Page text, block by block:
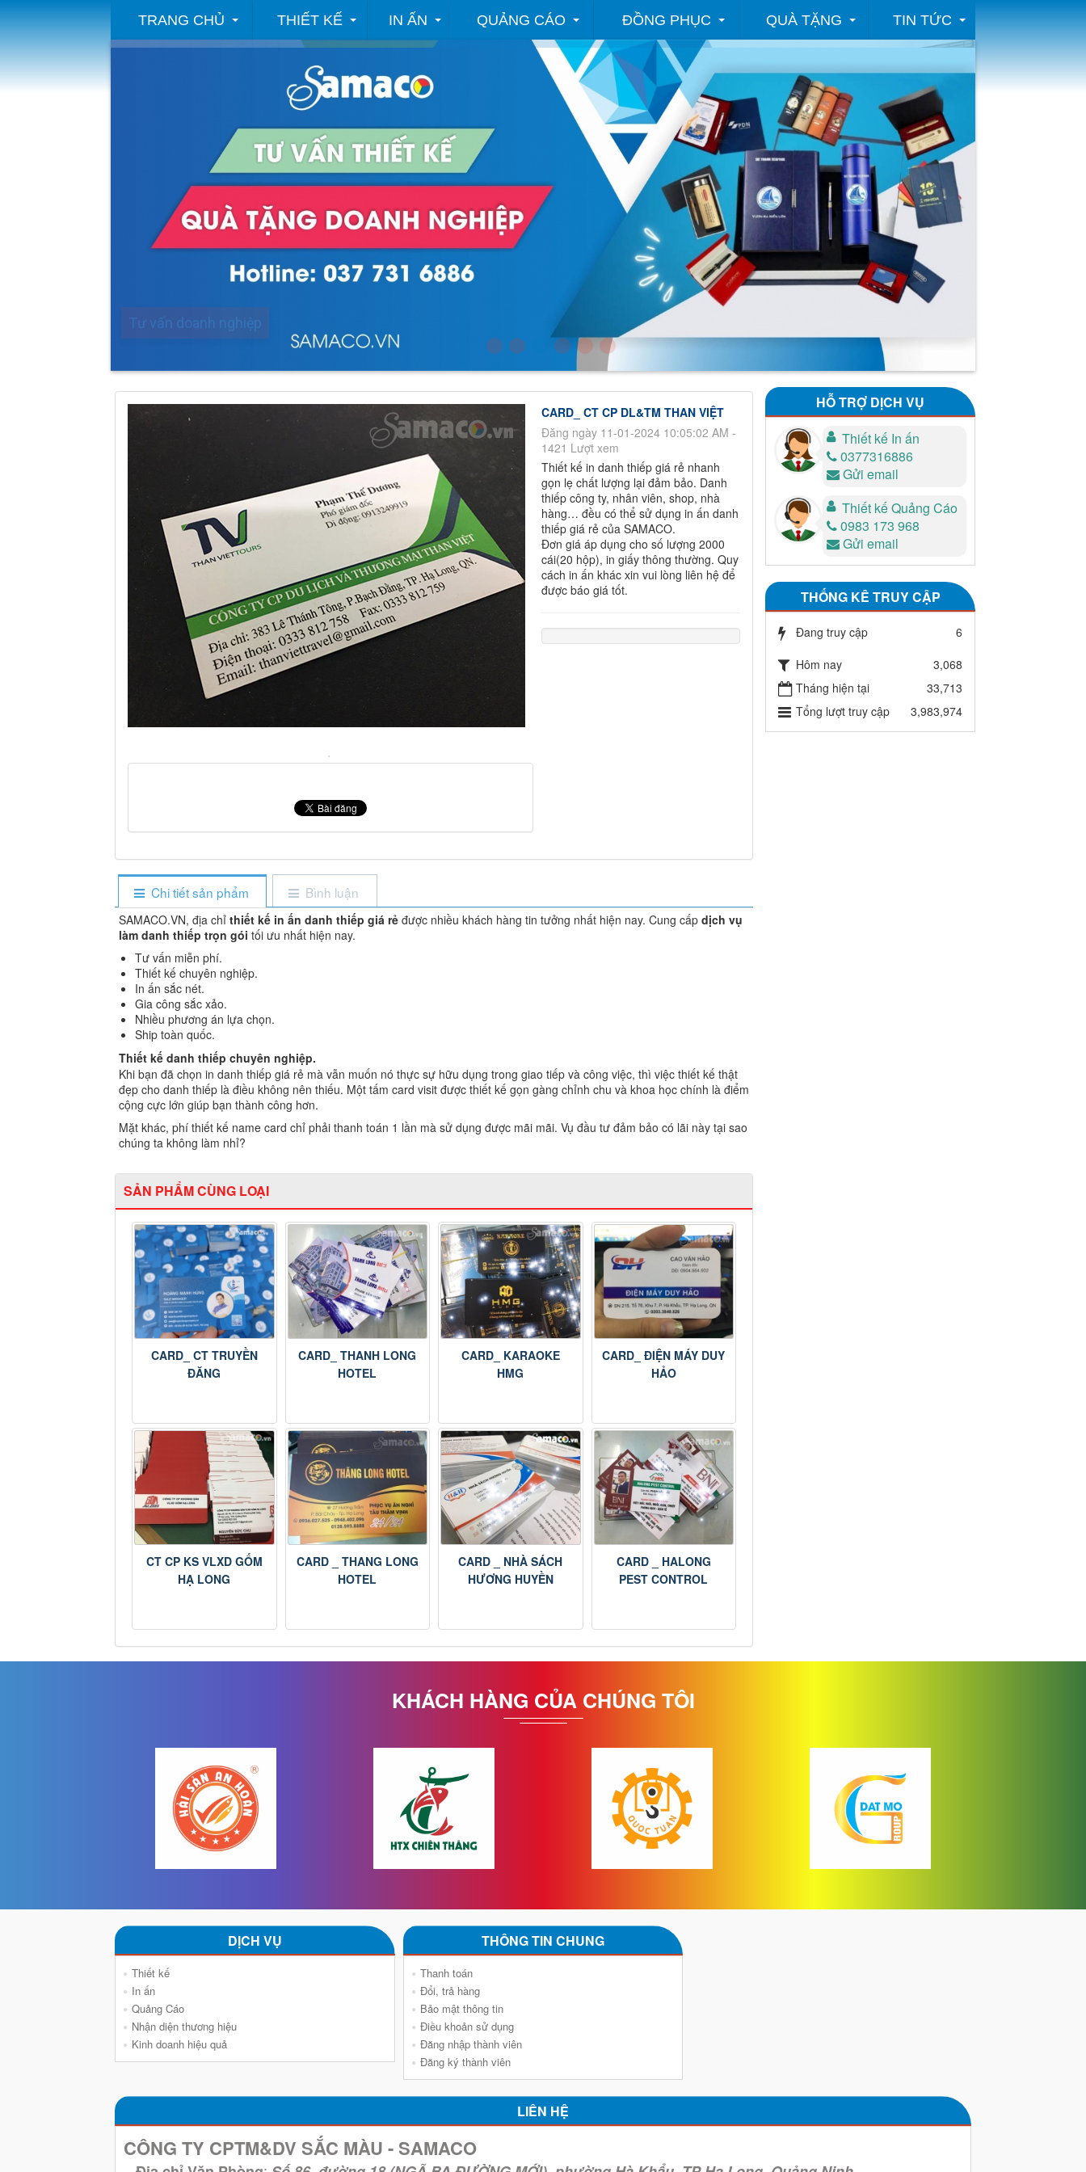
TRANG CHỦ THIẾT KẾ IN ẤN QUẢNG CÁO ĐỒNG PHỤC QUÀ TẶNG TIN TỨC
samaco
CARD_ CT CP DL&TM THAN VIỆT
Đăng ngày 11-01-2024 10:05:02 AM -
1421 Lượt xem
Thiết kế in danh thiếp giá rẻ nhanh
gọn lẹ chất lượng lại đảm bảo. Danh
thiếp công ty, nhân viên, shop, nhà
hàng… đều có thể sử dụng in ấn danh
thiếp giá rẻ của SAMACO.
Đơn giá áp dụng cho số lượng 2000
cái(20 hộp), in giấy thông thường. Quy
cách in ấn khác xin vui lòng liên hệ để
được báo giá tốt.
Chi tiết sản phẩm Bình luận
SAMACO.VN, địa chỉ thiết kế in ấn danh thiếp giá rẻ được nhiều khách hàng tin tưởng nhất hiện nay. Cung cấp dịch vụ
làm danh thiếp trọn gói tối ưu nhất hiện nay.
Tư vấn miễn phí.
Thiết kế chuyên nghiệp.
In ấn sắc nét.
Gia công sắc xảo.
Nhiều phương án lựa chọn.
Ship toàn quốc.
Thiết kế danh thiếp chuyên nghiệp.
Khi bạn đã chọn in danh thiếp giá rẻ mà vẫn muốn nó thực sự hữu dụng trong giao tiếp và công việc, thì việc thiết kế thật
đẹp cho danh thiếp là điều không nên thiếu. Một tấm card visit được thiết kế gọn gàng chỉnh chu và khoa học chính là điểm
cộng cực lớn giúp bạn thành công hơn.
Mặt khác, phí thiết kế name card chỉ phải thanh toán 1 lần mà sử dụng được mãi mãi. Vụ đầu tư đảm bảo có lãi này tại sao
chúng ta không làm nhỉ?
SẢN PHẨM CÙNG LOẠI
CARD_ CT TRUYỀN
ĐĂNG
CARD_ THANH LONG
HOTEL
CARD_ KARAOKE
HMG
CARD_ ĐIỆN MÁY DUY
HẢO
CT CP KS VLXD GỐM
HẠ LONG
CARD _ THANG LONG
HOTEL
CARD _ NHÀ SÁCH
HƯƠNG HUYỀN
CARD _ HALONG
PEST CONTROL
HỖ TRỢ DỊCH VỤ
Thiết kế In ấn
0377316886
Gửi email
Thiết kế Quảng Cáo
0983 173 968
Gửi email
THỐNG KÊ TRUY CẬP
Đang truy cập
6
Hôm nay
3,068
Tháng hiện tại
33,713
Tổng lượt truy cập
3,983,974
KHÁCH HÀNG CỦA CHÚNG TÔI
DỊCH VỤ
Thiết kế
In ấn
Quảng Cáo
Nhận diện thương hiệu
Kinh doanh hiệu quả
THÔNG TIN CHUNG
Thanh toán
Đổi, trả hàng
Bảo mật thông tin
Điều khoản sử dụng
Đăng nhập thành viên
Đăng ký thành viên
LIÊN HỆ
CÔNG TY CPTM&DV SẮC MÀU - SAMACO